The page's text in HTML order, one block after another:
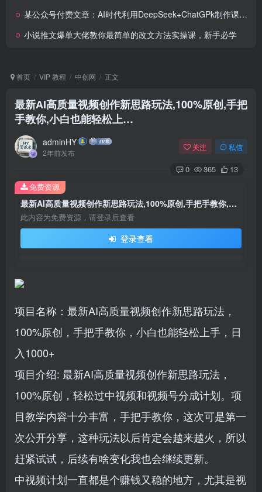
某公众号付费文章：AI时代利用DeepSeek+ChatGPk制作课程、爆款标题，实现自动赚钱
小说推文爆单大佬教你最简单的改文方法实操课，新手必学
首页 VIP 教程 中创网 正文
最新AI高质量视频创作新思路玩法,100%原创,手把
手教你,小白也能轻松上…
adminHY
2年前发布
关注 私信
0 365 13
最新AI高质量视频创作新思路玩法,100%原创,手把手教你,小白也能轻松上…
此内容为免费资源，请登录后查看
登录查看
免费资源
项目名称：最新AI高质量视频创作新思路玩法，
100%原创，手把手教你，小白也能轻松上手，日
入1000+
项目介绍: 最新AI高质量视频创作新思路玩法，
100%原创，轻松过中视频和视频号分成计划。项
目教学内容十分丰富，手把手教你，这次可是第一
次公开分享，这种玩法以后肯定会越来越火，所以
赶紧试试，后续有啥变化我也会继续更新。
中视频计划一直都是个赚钱又稳的地方，尤其是视